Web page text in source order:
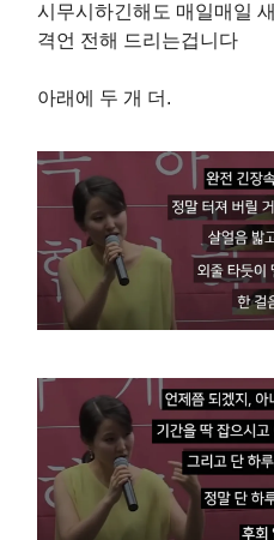
시무시하긴해도 매일매일
격언 전해 드리는겁니다
아래에 두 개 더.